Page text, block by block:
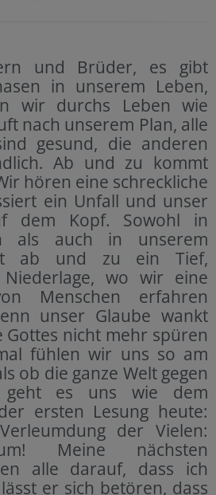
und Brüder, es gibt
in unserem Leben,
wir durchs Leben wie
nach unserem Plan, alle
gesund, die anderen
Ab und zu kommt
hören eine schreckliche
ein Unfall und unser
dem Kopf. Sowohl in
als auch in unserem
ab und zu ein Tief,
wo wir eine
Menschen erfahren
unser Glaube wankt
nicht mehr spüren
fühlen wir uns so am
ob die ganze Welt gegen
es uns wie dem
ersten Lesung heute:
der Vielen:
Meine nächsten
alle darauf, dass ich
er sich betören, dass